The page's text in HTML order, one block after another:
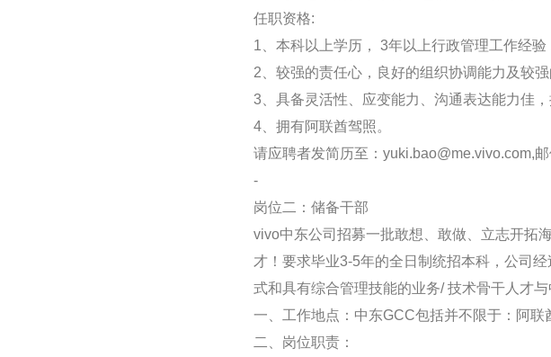
任职资格:
1、本科以上学历， 3年以上行政管理工作经验
2、较强的责任心，良好的组织协调能力及较
3、具备灵活性、应变能力、沟通表达能力佳
4、拥有阿联酋驾照。
请应聘者发简历至：yuki.bao@me.vivo.com,
-
岗位二：储备干部
vivo中东公司招募一批敢想、敢做、立志开拓
才！要求毕业3-5年的全日制统招本科，公司
式和具有综合管理技能的业务/ 技术骨干人才与
一、工作地点：中东GCC包括并不限于：阿
二、岗位职责：